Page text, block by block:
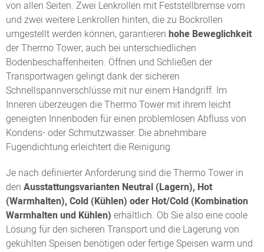
von allen Seiten. Zwei Lenkrollen mit Feststellbremse vorn
und zwei weitere Lenkrollen hinten, die zu Bockrollen
umgestellt werden können, garantieren hohe Beweglichkeit
der Thermo Tower, auch bei unterschiedlichen
Bodenbeschaffenheiten. Öffnen und Schließen der
Transportwagen gelingt dank der sicheren
Schnellspannverschlüsse mit nur einem Handgriff. Im
Inneren überzeugen die Thermo Tower mit ihrem leicht
geneigten Innenboden für einen problemlosen Abfluss von
Kondens- oder Schmutzwasser. Die abnehmbare
Fugendichtung erleichtert die Reinigung.
Je nach definierter Anforderung sind die Thermo Tower in
den Ausstattungsvarianten Neutral (Lagern), Hot
(Warmhalten), Cold (Kühlen) oder Hot/Cold (Kombination
Warmhalten und Kühlen) erhältlich. Ob Sie also eine coole
Lösung für den sicheren Transport und die Lagerung von
gekühlten Speisen benötigen oder fertige Speisen warm und